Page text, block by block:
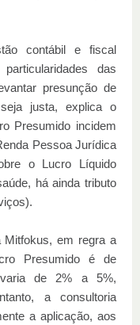
contábil e fiscal
das
presunção de
justa, explica o
Presumido incidem
Pessoa Jurídica
o Lucro Líquido
há ainda tributo
Mitfokus, em regra a
Presumido é de
de 2% a 5%,
a consultoria
a aplicação, aos